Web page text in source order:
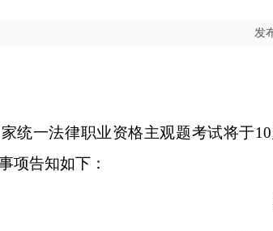
发
统一法律职业资格主观题考试将于
项告知如下：